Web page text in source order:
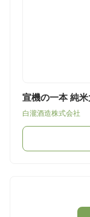
宣機の一本 純
白瀧酒造株式会社